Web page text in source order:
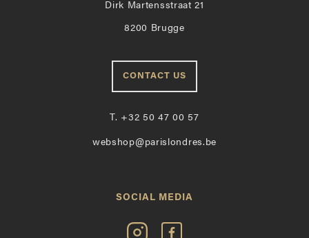
Dirk Martensstraat 21
8200 Brugge
CONTACT US
T. +32 50 47 00 57
webshop@parislondres.be
SOCIAL MEDIA
Volg
Vind